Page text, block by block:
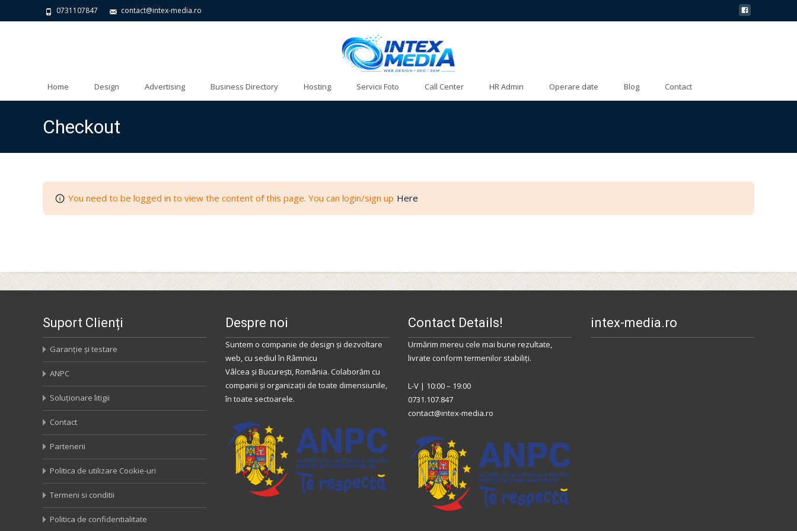
0731107847 contact@intex-media.ro
Home Design Advertising Business Directory Hosting Servicii Foto Call Center HR Admin Operare date Blog Contact
Checkout
You need to be logged in to view the content of this page. You can login/sign up Here
Suport Clienți
Garanție și testare
ANPC
Soluționare litigii
Contact
Partenerii
Politica de utilizare Cookie-uri
Termeni si conditii
Politica de confidentialitate
Despre noi
Suntem o companie de design și dezvoltare
web, cu sediulîn Râmnicu
Vâlcea și București,România. Colaborăm cu
companii și organizații de toate dimensiunile,
în toate sectoarele.
Contact Details!
Urmărim mereu cele mai bune rezultate,
livrate conform termenilor stabiliţi.
L-V | 10:00 – 19:00
0731.107.847
contact@intex-media.ro
intex-media.ro